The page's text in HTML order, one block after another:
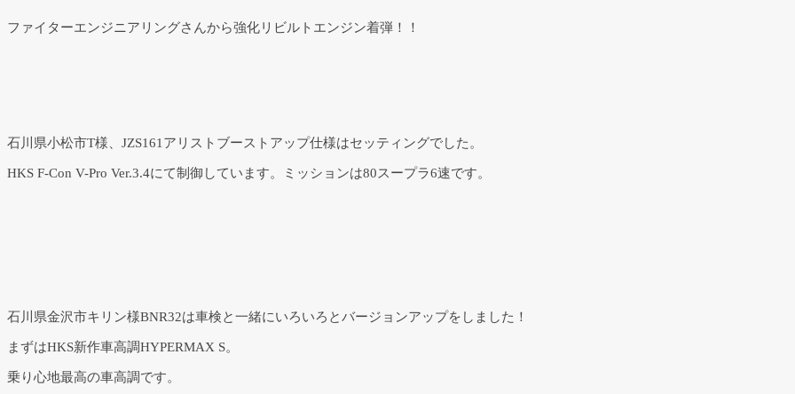
ファイターエンジニアリングさんから強化リビルトエンジン着弾！！
石川県小松市T様、JZS161アリストブーストアップ仕様はセッティングでした。
HKS F-Con V-Pro Ver.3.4にて制御しています。ミッションは80スープラ6速です。
石川県金沢市キリン様BNR32は車検と一緒にいろいろとバージョンアップをしました！
まずはHKS新作車高調HYPERMAX S。
乗り心地最高の車高調です。